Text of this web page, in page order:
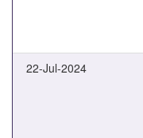
22-Jul-2024